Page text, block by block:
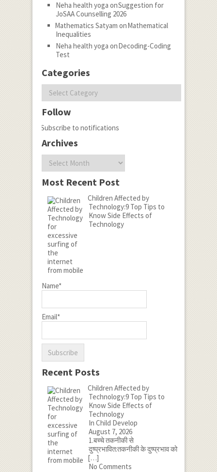
Neha health yoga onSuggestion for
JoSAA Counselling 2026
Mathematics Satyam onMathematical
Inequalities
Neha health yoga onDecoding-Coding
Test
Categories
Categories
Follow
Subscribe to notifications
Archives
Archives
Most Recent Post
Children Affected by
Technology:9 Top Tips to
Know Side Effects of
Technology
Name*
Email*
Recent Posts
Children Affected by
Technology:9 Top Tips to
Know Side Effects of
Technology
In Child Develop
August 7, 2026
1.बच्चे तकनीकी से
दुष्प्रभावित:तकनीकी के दुष्प्रभाव को
[…]
No Comments